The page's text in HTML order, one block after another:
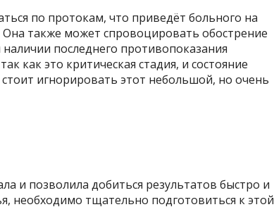
по протокам, что приведёт больного на
также может спровоцировать обострение
последнего противопоказания
как это критическая стадия, и состояние
игнорировать этот небольшой, но очень
и позволила добиться результатов быстро и
необходимо тщательно подготовиться к этой